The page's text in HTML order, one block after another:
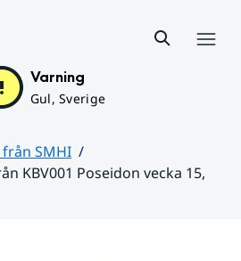
Varning
Gul, Sverige
SMHI
KBV001 Poseidon vecka 15,